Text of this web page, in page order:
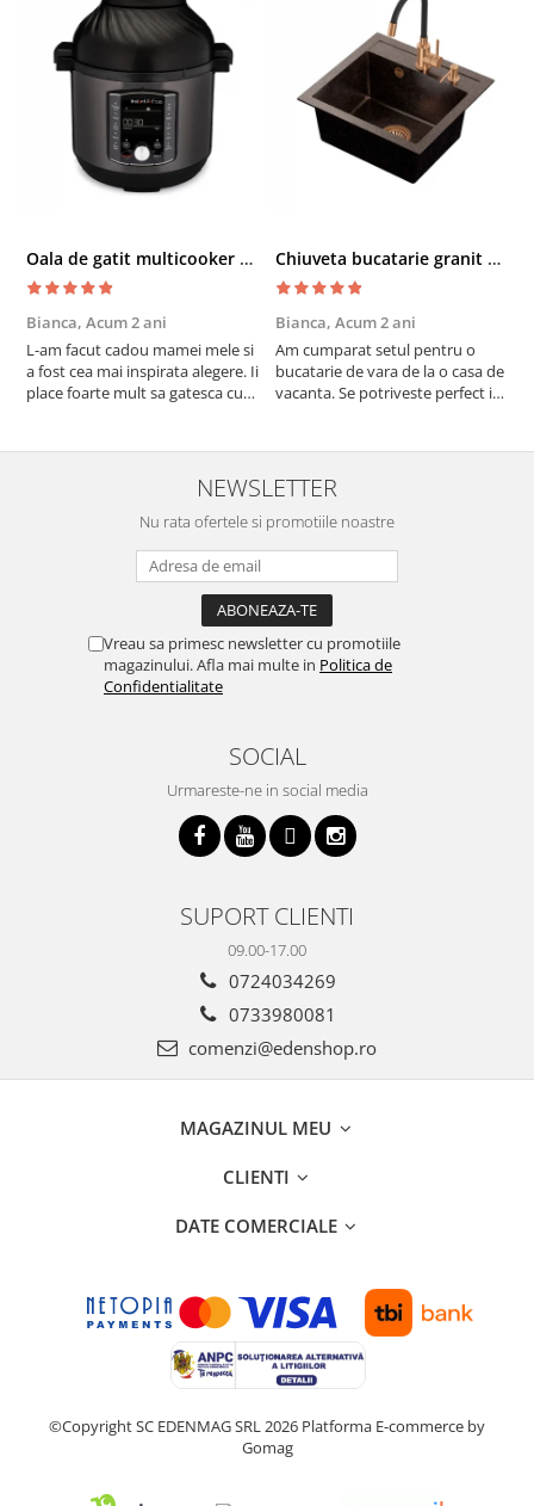
Oala de gatit multicooker 11 functii Instant Pot Pro Crisp 8 + Air Fryer 7.6 lt
Bianca, Acum 2 ani
L-am facut cadou mamei mele si
a fost cea mai inspirata alegere. Ii
place foarte mult sa gatesca cu
cratita...ma gandesc serios sa imi
cumpar si eu! Recomand mult !
Chiuveta bucatarie granit cu finisaj negru perlat/cupru Steingran Art Copper cu dozator si baterie Quadron
Bianca, Acum 2 ani
Am cumparat setul pentru o
bucatarie de vara de la o casa de
vacanta. Se potriveste perfect in
buna, recomand cu drag !
NEWSLETTER
Nu rata ofertele si promotiile noastre
Vreau sa primesc newsletter cu promotiile
magazinului. Afla mai multe in Politica de
Confidentialitate
SOCIAL
Urmareste-ne in social media
SUPORT CLIENTI
09.00-17.00
0724034269
0733980081
comenzi@edenshop.ro
MAGAZINUL MEU
CLIENTI
DATE COMERCIALE
©Copyright SC EDENMAG SRL 2026 Platforma E-commerce by
Gomag